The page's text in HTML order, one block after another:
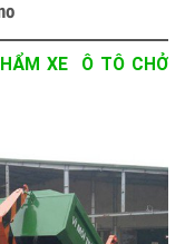
XE Ô TÔ CHỞ